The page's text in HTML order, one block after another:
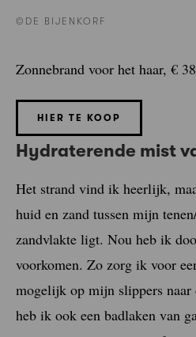
©DE BIJENKORF
Zonnebrand voor het haar, €
HIER TE KOOP
Hydraterende mist
Het strand vind ik heerlijk,
huid en zand tussen mijn
zandvlakte ligt. Nou heb ik
voorkomen. Zo zorg ik voor
mogelijk op mijn slippers naar
heb ik ook een badlaken van